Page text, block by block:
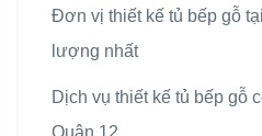
Đơn vị thiết kế tủ bếp gỗ
lượng nhất
Dịch vụ thiết kế tủ bếp gỗ
Quận 12